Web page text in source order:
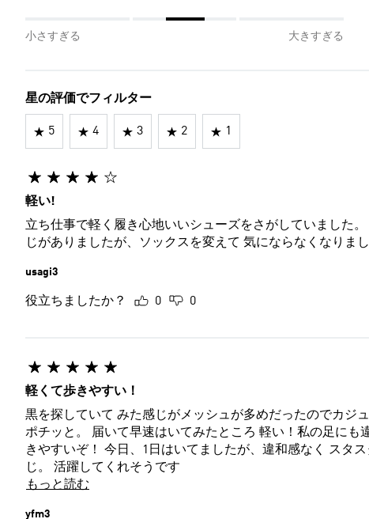
小さすぎる 大きすぎる
星の評価でフィルター
5 4 3 2 1
軽い!
立ち仕事で軽く履き心地いいシューズをさがしていました
じがありましたが、ソックスを変えて 気にならなくなりま
usagi3
役立ちましたか？ 0 0
軽くて歩きやすい！
黒を探していて みた感じがメッシュが多めだったのでカジ
ポチッと。 届いて早速はいてみたところ 軽い！私の足に
きやすいぞ！ 今日、1日はいてましたが、違和感なく スタ
じ。 活躍してくれそうです
もっと読む
yfm3